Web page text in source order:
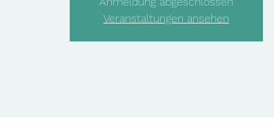
Veranstaltungen ansehen